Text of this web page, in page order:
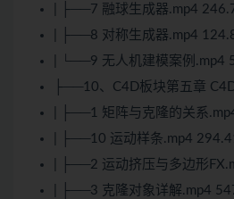
| ├──7 融球生成器.mp4
| ├──8 对称生成器.mp4
| └──9 无人机建模案例.mp4
├──10、C4D板块第五章
| ├──1 矩阵与克隆的关系
| ├──10 运动样条.mp4
| ├──2 运动挤压与多边形
| ├──3 克隆对象详解.mp4